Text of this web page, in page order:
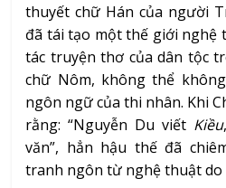
thuyết chữ Hán của người
đã tái tạo một thế giới nghệ
tác truyện thơ của dân tộc
chữ Nôm, không thể
ngôn ngữ của thi nhân. Khi
rằng: “Nguyễn Du viết Kiều
văn”, hẳn hậu thế đã
tranh ngôn từ nghệ thuật do